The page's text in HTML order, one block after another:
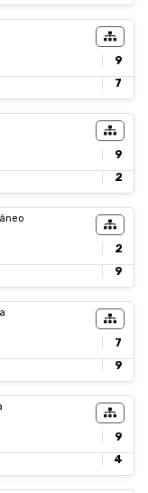
9
7
9
2
2
9
7
9
9
4